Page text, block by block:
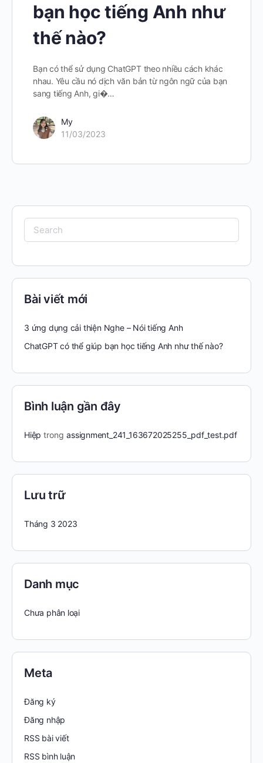
bạn học tiếng Anh như
thế nào?
Bạn có thể sử dụng ChatGPT theo nhiều cách khác
nhau. Yêu cầu nó dịch văn bản từ ngôn ngữ của bạn
sang tiếng Anh, gi�…
My
11/03/2023
Search
for:
Bài viết mới
3 ứng dụng cải thiện Nghe – Nói tiếng Anh
ChatGPT có thể giúp bạn học tiếng Anh như thế nào?
Bình luận gần đây
Hiệp trongassignment_241_163672025255_pdf_test.pdf
Lưu trữ
Tháng 3 2023
Danh mục
Chưa phân loại
Meta
Đăng ký
Đăng nhập
RSS bài viết
RSS bình luận